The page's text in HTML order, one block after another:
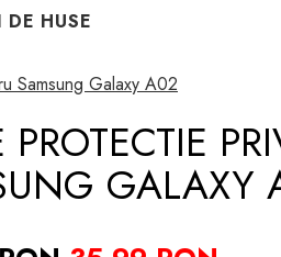
HUSE
Samsung Galaxy A02
PROTECTIE
GALAXY